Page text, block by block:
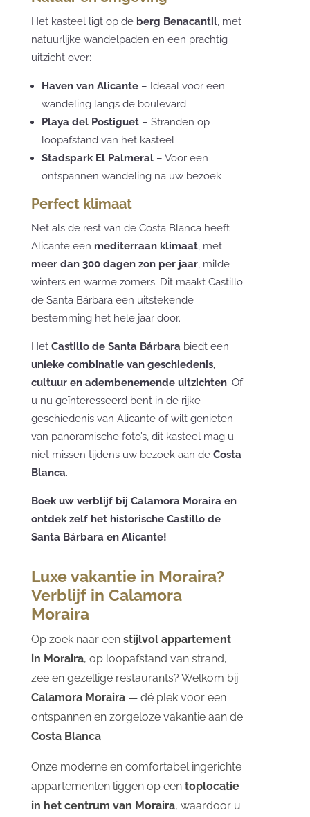
Het kasteel ligt op de berg Benacantil, met
natuurlijke wandelpaden en een prachtig
uitzicht over:
Haven van Alicante– Ideaal voor een
wandeling langs de boulevard
Playa del Postiguet– Stranden op
loopafstand van het kasteel
Stadspark El Palmeral– Voor een
ontspannen wandeling na uw bezoek
Perfect klimaat
Net als de rest van de Costa Blanca heeft
Alicante een mediterraan klimaat, met
meer dan 300 dagen zon per jaar, milde
winters en warme zomers. Dit maakt Castillo
de Santa Bárbara een uitstekende
bestemming het hele jaar door.
Het Castillo de Santa Bárbarabiedt een
unieke combinatie van geschiedenis,
cultuur en adembenemende uitzichten. Of
u nu geïnteresseerd bent in de rijke
geschiedenis van Alicante of wilt genieten
van panoramische foto’s, dit kasteel mag u
niet missen tijdens uw bezoek aan de Costa
Blanca.
Boek uw verblijf bij Calamora Moraira en
ontdek zelf het historische Castillo de
Santa Bárbara en Alicante!
Luxe vakantie in Moraira?
Verblijf in Calamora
Moraira
Op zoek naar een stijlvol appartement
in Moraira, op loopafstand van strand,
zee en gezellige restaurants? Welkom bij
Calamora Moraira— dé plek voor een
ontspannen en zorgeloze vakantie aan de
Costa Blanca.
Onze moderne en comfortabel ingerichte
appartementen liggen op een toplocatie
in het centrum van Moraira, waardoor u